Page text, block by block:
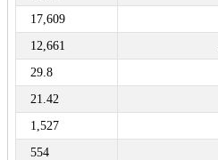
17,609
12,661
29.8
21.42
1,527
554